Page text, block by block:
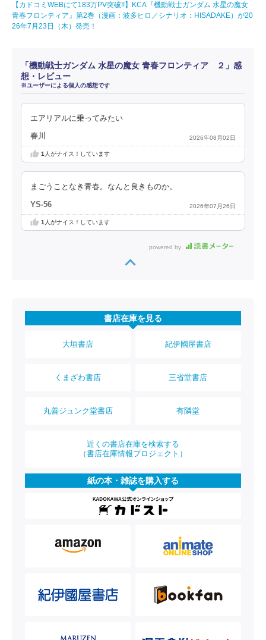
【カドコミWEBにて183万PV突破!!】KCA『機動戦士ガンダム 水星の魔女
青春フロンティア』第2巻（漫画：波多ヒロ／シナリオ：HISADAKE）が20
26年7月23日（木）発売！
「機動戦士ガンダム 水星の魔女 青春フロンティア ２」感
想・レビュー
※ユーザーによる個人の感想です
エアリアルに乗ってみたい
春川 2026年08月02日
1 人がナイス！しています
まごうことなき青春。なんと良きものか。
YS-56 2026年07月26日
1 人がナイス！しています
powered by
書店在庫を見る
大垣書店 紀伊國屋書店
くまざわ書店 三省堂書店
丸善ジュンク堂書店 有隣堂
近くの書店在庫を検索する
（書店在庫情報プロジェクト）
紙の本・雑誌を購入する